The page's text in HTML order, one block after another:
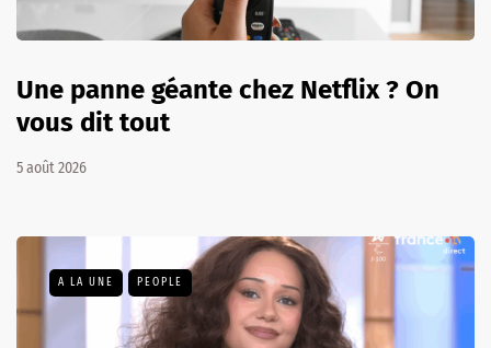
Une panne géante chez Netflix ? On
vous dit tout
5 août 2026
A LA UNE PEOPLE